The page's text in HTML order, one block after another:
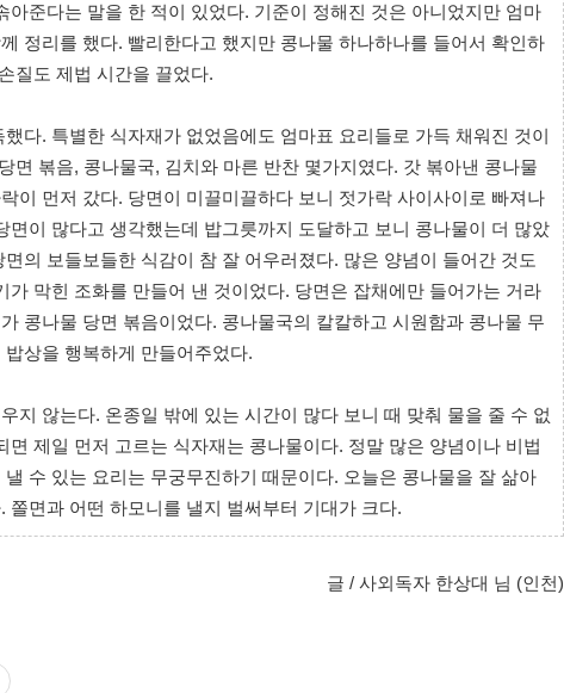
아준다는 말을 한 적이 있었다. 기준이 정해진 것은 아니었지만 엄마
정리를 했다. 빨리한다고 했지만 콩나물 하나하나를 들어서 확인하
질도 제법 시간을 끌었다.
다. 특별한 식자재가 없었음에도 엄마표 요리들로 가득 채워진 것이
면 볶음, 콩나물국, 김치와 마른 반찬 몇가지였다. 갓 볶아낸 콩나물
이 먼저 갔다. 당면이 미끌미끌하다 보니 젓가락 사이사이로 빠져나
면이 많다고 생각했는데 밥그릇까지 도달하고 보니 콩나물이 더 많았
의 보들보들한 식감이 참 잘 어우러졌다. 많은 양념이 들어간 것도
가 막힌 조화를 만들어 낸 것이었다. 당면은 잡채에만 들어가는 거라
콩나물 당면 볶음이었다. 콩나물국의 칼칼하고 시원함과 콩나물 무
상을 행복하게 만들어주었다.
지 않는다. 온종일 밖에 있는 시간이 많다 보니 때 맞춰 물을 줄 수 없
면 제일 먼저 고르는 식자재는 콩나물이다. 정말 많은 양념이나 비법
수 있는 요리는 무궁무진하기 때문이다. 오늘은 콩나물을 잘 삶아
쫄면과 어떤 하모니를 낼지 벌써부터 기대가 크다.
글 / 사외독자 한상대 님 (인천)